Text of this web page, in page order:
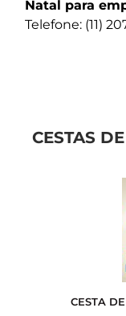
Natal para
Telefone: (11)
CESTAS
CESTA